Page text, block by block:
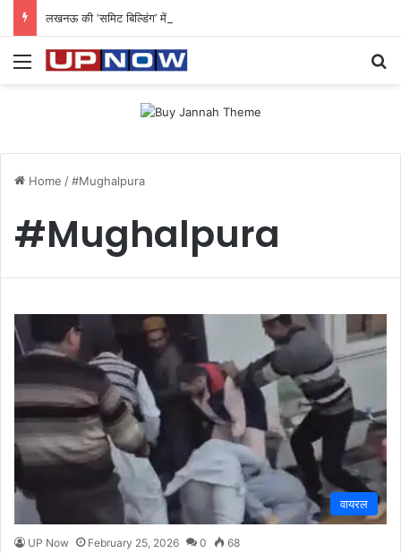
Menu
Home /#Mughalpura
#Mughalpura
वायरल
UP Now February 25, 2026 0 68